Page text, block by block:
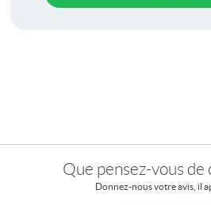
Que pensez-vous de
Donnez-nous votre avis, il